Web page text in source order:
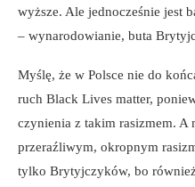
wyższe. Ale jednocześnie jest
– wynarodowianie, buta
Myślę, że w Polsce nie do
ruch Black Lives matter,
czynienia z takim rasizmem.
przeraźliwym, okropnym
tylko Brytyjczyków, bo